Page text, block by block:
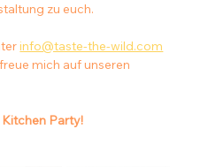
zu euch.
info@taste-the-wild.com
freue mich auf unseren
Party!